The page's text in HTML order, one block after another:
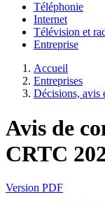
Téléphonie
Internet
Télévision et
Entreprise
Accueil
Entreprises
Décisions, avis
Avis de
CRTC
Version PDF